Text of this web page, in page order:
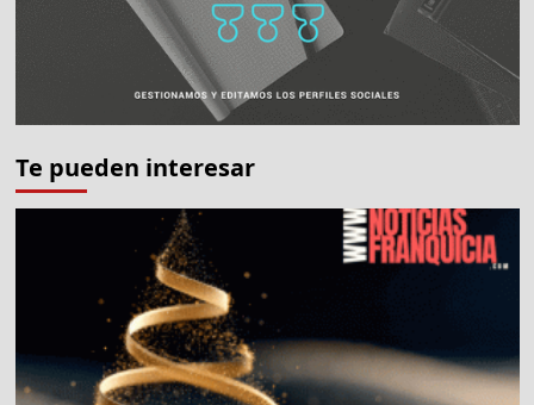
Te pueden interesar